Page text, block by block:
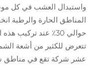
واستبدال العشب في كل
المناطق الحارة والرطبة
حوالي 30٪ عند
تتعرض للكثير من أشعة
عشر شركة تقع في مناطق